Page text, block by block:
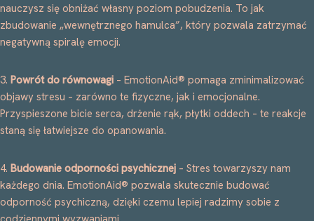
nauczysz się obniżać własny poziom pobudzenia. To jak
zbudowanie „wewnętrznego hamulca”, który pozwala zatrzymać
negatywną spiralę emocji.
3. Powrót do równowagi – EmotionAid® pomaga zminimalizować
objawy stresu – zarówno te fizyczne, jak i emocjonalne.
Przyspieszone bicie serca, drżenie rąk, płytki oddech – te reakcje
staną się łatwiejsze do opanowania.
4. Budowanie odporności psychicznej – Stres towarzyszy nam
każdego dnia. EmotionAid® pozwala skutecznie budować
odporność psychiczną, dzięki czemu lepiej radzimy sobie z